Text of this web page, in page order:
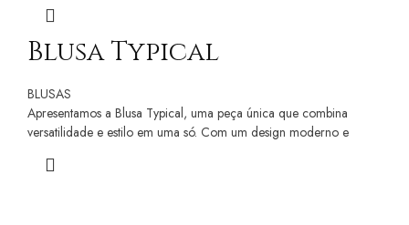
Blusa Typical
BLUSAS
Apresentamos a Blusa Typical, uma peça única que combina
versatilidade e estilo em uma só. Com um design moderno e